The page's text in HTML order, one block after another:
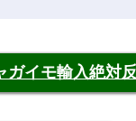
ガイモ輸入絶対